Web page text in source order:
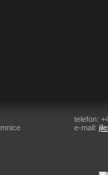
telefon:
e-mail: